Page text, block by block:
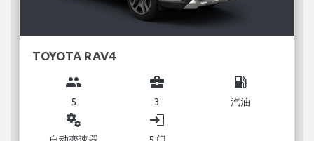
TOYOTA RAV4
group
5
business_center
3
local_gas_station
汽油
miscellaneous_services login